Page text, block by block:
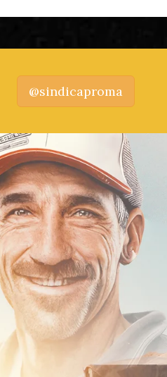
@sindicaproma